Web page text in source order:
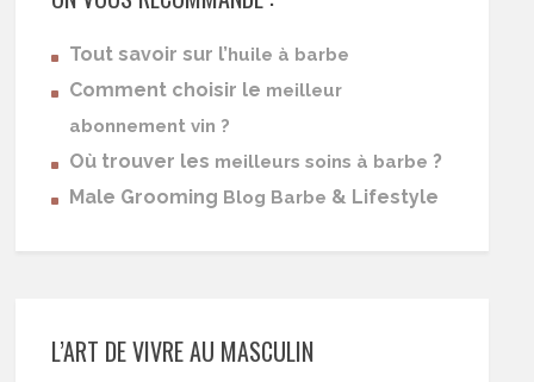
Tout savoir sur l’huile à barbe
Comment choisir le meilleur
abonnement vin ?
Où trouver les meilleurs soins à barbe ?
Male Grooming Blog Barbe & Lifestyle
L’ART DE VIVRE AU MASCULIN